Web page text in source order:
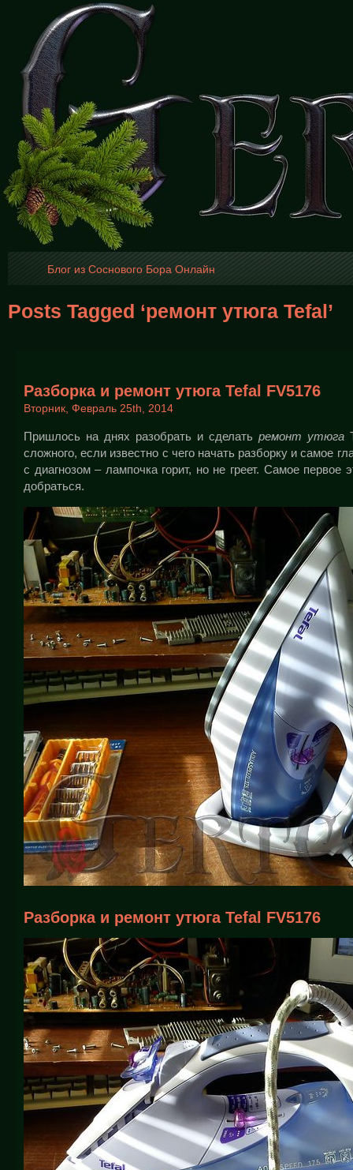
Блог из Соснового Бора Онлайн
Posts Tagged ‘ремонт утюга Tefal’
Разборка и ремонт утюга Tefal FV5176
Вторник, Февраль 25th, 2014
Пришлось на днях разобрать и сделать ремонт утюга
сложного, если известно с чего начать разборку и самое
с диагнозом – лампочка горит, но не греет. Самое
добраться.
Разборка и ремонт утюга Tefal FV5176